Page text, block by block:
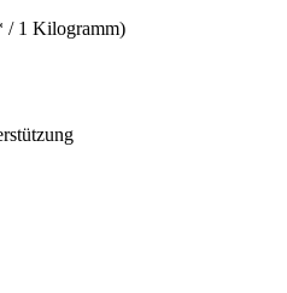
/ 1 Kilogramm)